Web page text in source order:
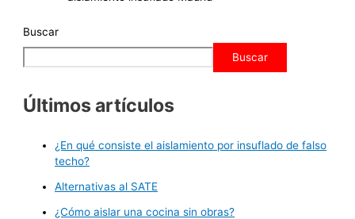
Buscar
Buscar
Últimos artículos
¿En qué consiste el aislamiento por insuflado de falso
techo?
Alternativas al SATE
¿Cómo aislar una cocina sin obras?